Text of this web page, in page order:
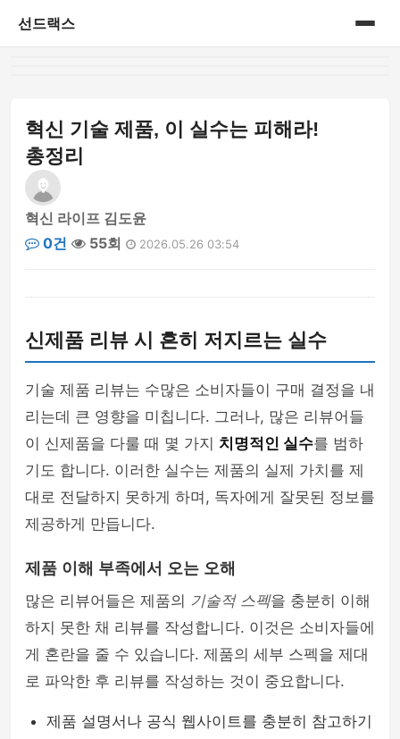
선드랙스
혁신 기술 제품, 이 실수는 피해라!
총정리
혁신 라이프 김도윤
0건
55회 2026.05.26 03:54
신제품 리뷰 시 흔히 저지르는 실수
기술 제품 리뷰는 수많은 소비자들이 구매 결정을 내
리는데 큰 영향을 미칩니다. 그러나, 많은 리뷰어들
이 신제품을 다룰 때 몇 가지 치명적인 실수를 범하
기도 합니다. 이러한 실수는 제품의 실제 가치를 제
대로 전달하지 못하게 하며, 독자에게 잘못된 정보를
제공하게 만듭니다.
제품 이해 부족에서 오는 오해
많은 리뷰어들은 제품의 기술적 스펙을 충분히 이해
하지 못한 채 리뷰를 작성합니다. 이것은 소비자들에
게 혼란을 줄 수 있습니다. 제품의 세부 스펙을 제대
로 파악한 후 리뷰를 작성하는 것이 중요합니다.
제품 설명서나 공식 웹사이트를 충분히 참고하기